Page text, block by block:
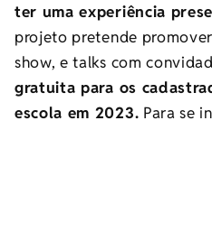
ter uma experiência
projeto pretende
show, e talks com
gratuita para os
escola em 2023. Para se